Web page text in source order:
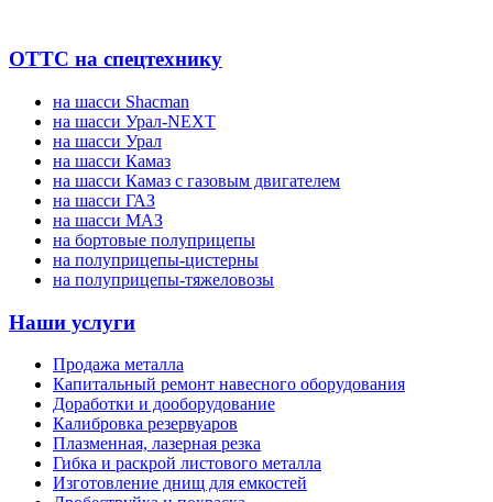
ОТТС на спецтехнику
на шасси Shacman
на шасси Урал-NEXT
на шасси Урал
на шасси Камаз
на шасси Камаз с газовым двигателем
на шасси ГАЗ
на шасси МАЗ
на бортовые полуприцепы
на полуприцепы-цистерны
на полуприцепы-тяжеловозы
Наши услуги
Продажа металла
Капитальный ремонт навесного оборудования
Доработки и дооборудование
Калибровка резервуаров
Плазменная, лазерная резка
Гибка и раскрой листового металла
Изготовление днищ для емкостей